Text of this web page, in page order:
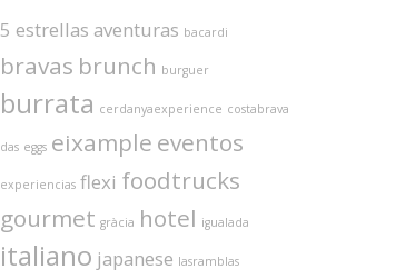
5 estrellas aventuras bacardi
bravas brunch burguer
burrata cerdanyaexperience costabrava
das eggs eixample eventos
experiencias flexi foodtrucks
gourmet gràcia hotel igualada
italiano japanese lasramblas